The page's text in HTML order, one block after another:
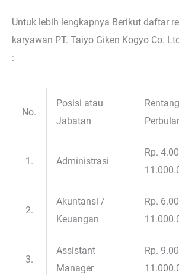
Untuk lebih lengkapnya Berikut daftar
karyawan PT. Taiyo Giken Kogyo Co.
:
No.
Posisi atau
Jabatan
1. Administrasi
Rp.
2.
Akuntansi /
Keuangan
Rp.
3.
Assistant
Manager
Rp.